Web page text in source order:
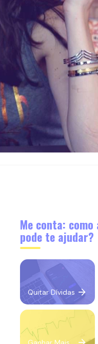
Me conta: como
pode te ajudar?
Quitar Dívidas